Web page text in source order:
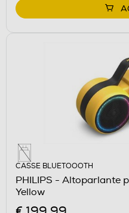
CASSE BLUETOOOTH
PHILIPS - Altoparlante
Yellow